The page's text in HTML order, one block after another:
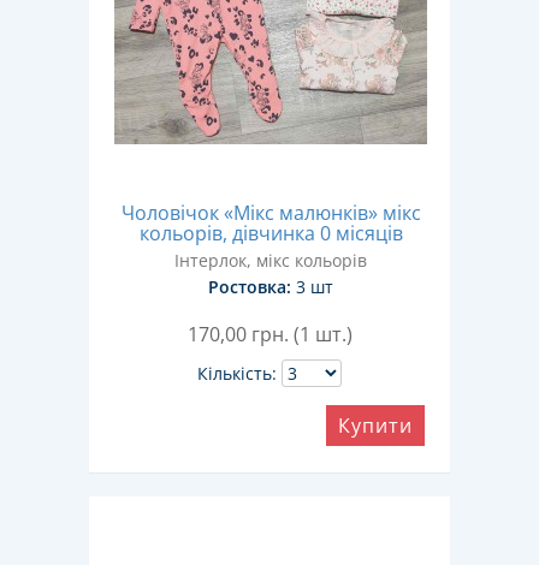
Чоловічок «Мікс малюнків» мікс
кольорів, дівчинка 0 місяців
Інтерлок, мікс кольорів
Ростовка: 3 шт
170,00 грн. (1 шт.)
Кількість:
Купити